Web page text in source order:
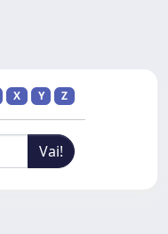
X Y Z